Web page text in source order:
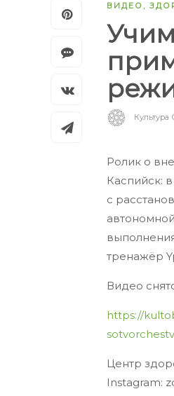
ВИДЕО,
Культура
Ролик о
Каспийск:
с
тренажёр
Видео
https://
Центр
Instagram: